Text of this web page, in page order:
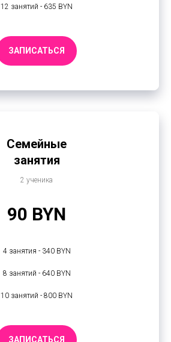
12 занятий - 635 BYN
ЗАПИСАТЬСЯ
Семейные
занятия
2 ученика
90 BYN
4 занятия - 340 BYN
8 занятий - 640 BYN
10 занятий - 800 BYN
ЗАПИСАТЬСЯ